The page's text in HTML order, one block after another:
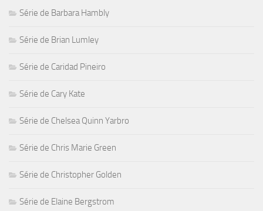
Série de Barbara Hambly
Série de Brian Lumley
Série de Caridad Pineiro
Série de Cary Kate
Série de Chelsea Quinn Yarbro
Série de Chris Marie Green
Série de Christopher Golden
Série de Elaine Bergstrom